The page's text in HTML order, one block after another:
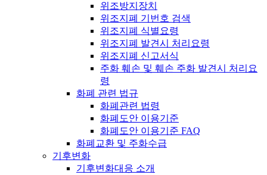
위조방지장치
위조지폐 기번호 검색
위조지폐 식별요령
위조지폐 발견시 처리요령
위조지폐 신고서식
주화 훼손 및 훼손 주화 발견시 처리요
령
화폐 관련 법규
화폐관련 법령
화폐도안 이용기준
화폐도안 이용기준 FAQ
화폐교환 및 주화수급
기후변화
기후변화대응 소개